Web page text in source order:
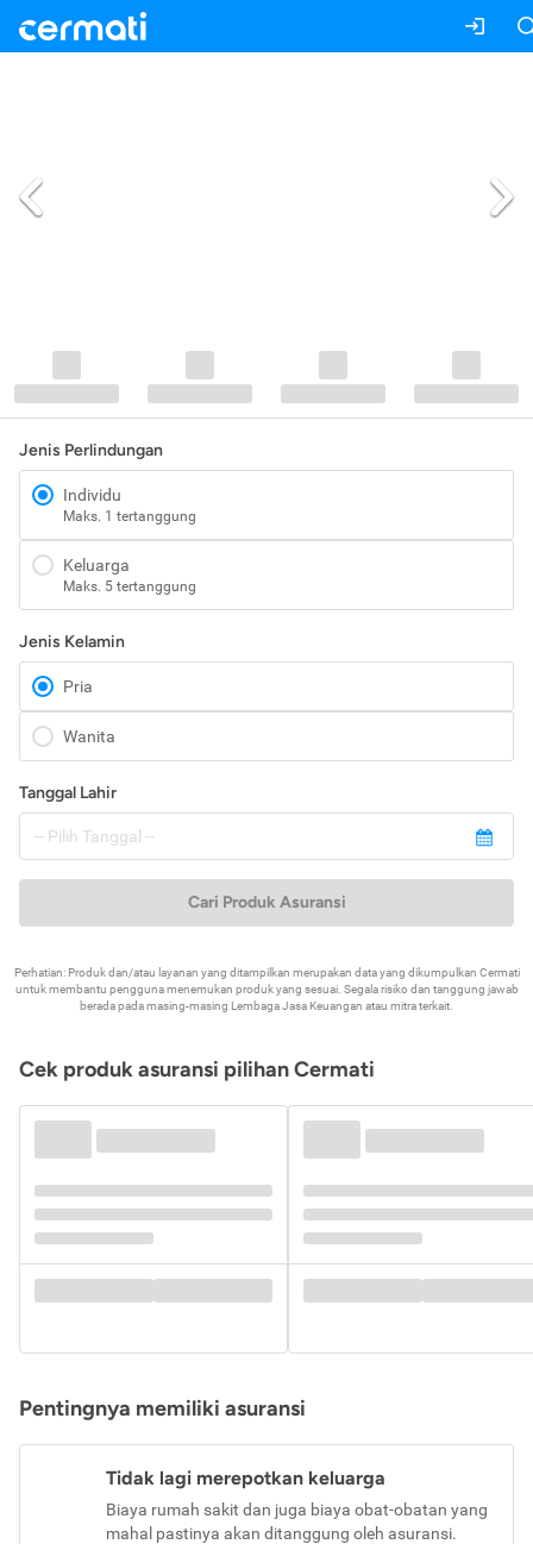
Jenis Perlindungan
Individu
Maks. 1 tertanggung
Keluarga
Maks. 5 tertanggung
Jenis Kelamin
Pria
Wanita
Tanggal Lahir
Cari Produk Asuransi
Perhatian: Produk dan/atau layanan yang ditampilkan merupakan data yang dikumpulkan Cermati
untuk membantu pengguna menemukan produk yang sesuai. Segala risiko dan tanggung jawab
berada pada masing-masing Lembaga Jasa Keuangan atau mitra terkait.
Cek produk asuransi pilihan Cermati
Pentingnya memiliki asuransi
Tidak lagi merepotkan keluarga
Biaya rumah sakit dan juga biaya obat-obatan yang
mahal pastinya akan ditanggung oleh asuransi.